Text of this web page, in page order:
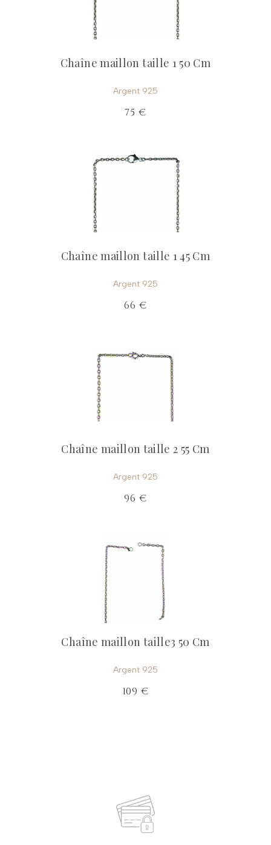
Chaîne maillon taille 1 50 Cm
Argent 925
75 €
Chaîne maillon taille 1 45 Cm
Argent 925
66 €
Chaîne maillon taille 2 55 Cm
Argent 925
96 €
Chaîne maillon taille3 50 Cm
Argent 925
109 €